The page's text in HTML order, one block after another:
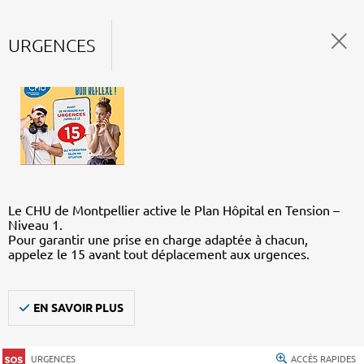
URGENCES
Le CHU de Montpellier active le Plan Hôpital en Tension –
Niveau 1.
Pour garantir une prise en charge adaptée à chacun,
appelez le 15 avant tout déplacement aux urgences.
EN SAVOIR PLUS
URGENCES ACCÈS RAPIDES